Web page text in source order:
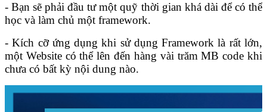
- Bạn sẽ phải đầu tư một quỹ thời gian khá dài để có thể
học và làm chủ một framework.
- Kích cỡ ứng dụng khi sử dụng Framework là rất lớn,
một Website có thể lên đến hàng vài trăm MB code khi
chưa có bất kỳ nội dung nào.